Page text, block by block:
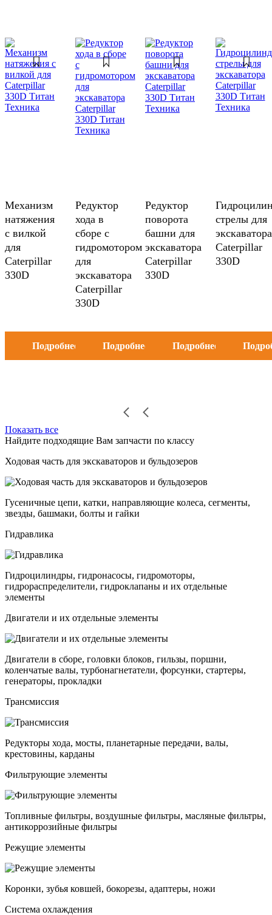
Механизм
натяжения
с вилкой
для
Caterpillar
330D
Подробнее
Редуктор
хода в
сборе с
гидромотором
для
экскаватора
Caterpillar
330D
Подробнее
Редуктор
поворота
башни для
экскаватора
Caterpillar
330D
Подробнее
стрелы для
экскаватора
Caterpillar
330D
Показать все
Найдите подходящие Вам запчасти по классу
Ходовая часть для экскаваторов и бульдозеров
Гусеничные цепи, катки, направляющие колеса, сегменты,
звезды, башмаки, болты и гайки
Гидравлика
Гидроцилиндры, гидронасосы, гидромоторы,
гидрораспределители, гидроклапаны и их отдельные
элементы
Двигатели и их отдельные элементы
Двигатели в сборе, головки блоков, гильзы, поршни,
коленчатые валы, турбонагнетатели, форсунки, стартеры,
генераторы, прокладки
Трансмиссия
Редукторы хода, мосты, планетарные передачи, валы,
крестовины, карданы
Фильтрующие элементы
Топливные фильтры, воздушные фильтры, масляные фильтры,
антикоррозийные фильтры
Режущие элементы
Коронки, зубья ковшей, бокорезы, адаптеры, ножи
Система охлаждения